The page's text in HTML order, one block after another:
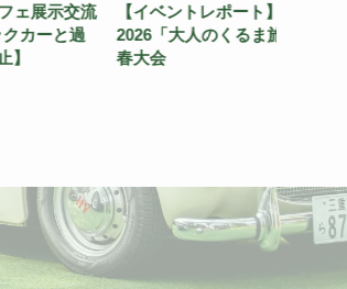
【イベントレポート】クラカフェ
2026「大人のくるま旅 」in 三重
春大会